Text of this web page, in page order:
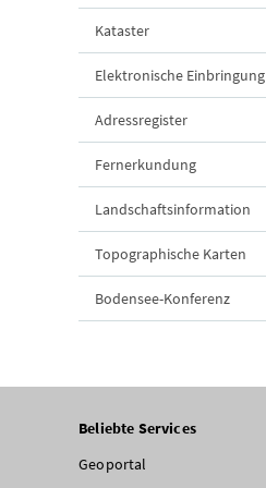
Kataster
Elektronische Einbringung
Adressregister
Fernerkundung
Landschaftsinformation
Topographische Karten
Bodensee-Konferenz
Beliebte Services
Geoportal